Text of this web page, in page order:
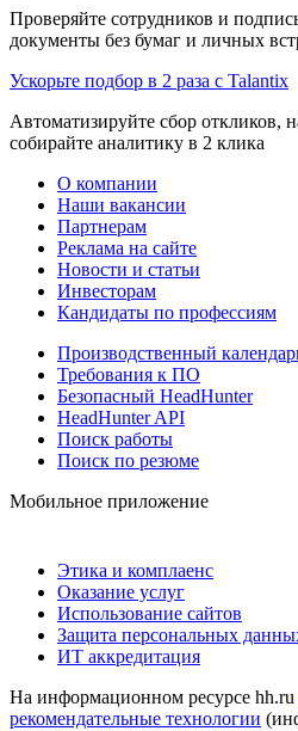
Проверяйте сотрудников и
документы без бумаг и личных
Ускорьте подбор в 2 раза с Talantix
Автоматизируйте сбор откликов,
собирайте аналитику в 2 клика
О компании
Наши вакансии
Партнерам
Реклама на сайте
Новости и статьи
Инвесторам
Кандидаты по профессиям
Производственный
Требования к ПО
Безопасный HeadHunter
HeadHunter API
Поиск работы
Поиск по резюме
Мобильное приложение
Этика и комплаенс
Оказание услуг
Использование сайтов
Защита персональных
ИТ аккредитация
На информационном ресурсе hh.ru
рекомендательные технологии